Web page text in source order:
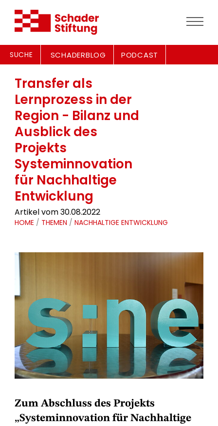
SUCHE SCHADERBLOG PODCAST
Transfer als
Lernprozess in der
Region - Bilanz und
Ausblick des
Projekts
Systeminnovation
für Nachhaltige
Entwicklung
Artikel vom 30.08.2022
HOME / THEMEN / NACHHALTIGE ENTWICKLUNG
Zum Abschluss des Projekts
„Systeminnovation für Nachhaltige